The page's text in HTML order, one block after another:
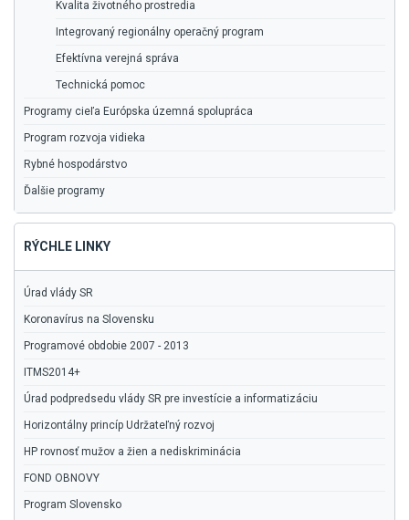
Kvalita životného prostredia
Integrovaný regionálny operačný program
Efektívna verejná správa
Technická pomoc
Programy cieľa Európska územná spolupráca
Program rozvoja vidieka
Rybné hospodárstvo
Ďalšie programy
RÝCHLE LINKY
Úrad vlády SR
Koronavírus na Slovensku
Programové obdobie 2007 - 2013
ITMS2014+
Úrad podpredsedu vlády SR pre investície a informatizáciu
Horizontálny princíp Udržateľný rozvoj
HP rovnosť mužov a žien a nediskriminácia
FOND OBNOVY
Program Slovensko